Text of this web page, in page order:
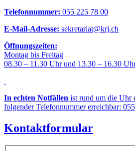
Telefonnummer: 055 225 78 00
E-Mail-Adresse: sekretariat@krj.ch
Öffnungszeiten:
Montag bis Freitag
08.30 – 11.30 Uhr und 13.30 – 16.30
In echten Notfällen ist rund um die Uhr
folgender Telefonnummer erreichbar:
Kontaktformular